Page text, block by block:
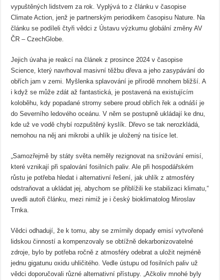
vypuštěných lidstvem za rok. Vyplývá to z článku v časopise
Climate Action, jenž je partnerským periodikem časopisu Nature. Na
článku se podíleli čtyři vědci z Ústavu výzkumu globální změny AV
ČR – CzechGlobe.
Jejich úvaha je reakcí na článek z prosince 2024 v časopise
Science, který navrhoval masivní těžbu dřeva a jeho zasypávání do
obřích jam v zemi. Myšlenka splavování je přírodě mnohem bližší. A
i když se může zdát až fantastická, je postavená na existujícím
koloběhu, kdy popadané stromy sebere proud obřích řek a odnáší je
do Severního ledového oceánu. V něm se postupně ukládají ke dnu,
kde už ve vodě chybí rozpuštěný kyslík. Dřevo se tak nerozkládá,
nemohou na něj ani mikrobi a uhlík je uložený na tisíce let.
„Samozřejmě by státy světa neměly rezignovat na snižování emisí,
které vznikají při spalování fosilních paliv. Ale při hospodářském
růstu je potřeba hledat i alternativní řešení, jak uhlík z atmosféry
odstraňovat a ukládat jej, abychom se přiblížili ke stabilizaci klimatu,“
uvedli autoři článku, mezi nimiž je i český bioklimatolog Miroslav
Trnka.
Vědci odhadují, že k tomu, aby se zmírnily dopady emisí vytvořené
lidskou činností a kompenzovaly se obtížně dekarbonizovatelné
zdroje, bylo by potřeba ročně z atmosféry odebrat a uložit nejméně
jednu gigatunu oxidu uhličitého. Vedle ústupu od fosilních paliv už
vědci doporučovali různé alternativní přístupy. „Ačkoliv mnohé byly